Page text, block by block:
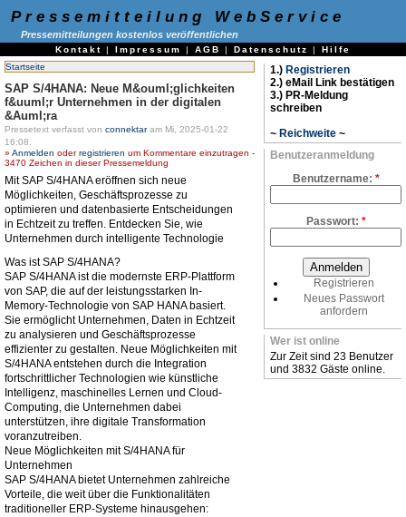
Pressemitteilung WebService
Pressemitteilungen kostenlos veröffentlichen
Kontakt | Impressum | AGB | Datenschutz | Hilfe
Startseite
SAP S/4HANA: Neue M&ouml;glichkeiten
f&uuml;r Unternehmen in der digitalen
&Auml;ra
Pressetext verfasst von connektaram Mi, 2025-01-22
16:08.
» Anmelden oderregistrieren um Kommentare einzutragen -
3470 Zeichen in dieser Pressemeldung
Mit SAP S/4HANA eröffnen sich neue
Möglichkeiten, Geschäftsprozesse zu
optimieren und datenbasierte Entscheidungen
in Echtzeit zu treffen. Entdecken Sie, wie
Unternehmen durch intelligente Technologie
Was ist SAP S/4HANA?
SAP S/4HANA ist die modernste ERP-Plattform
von SAP, die auf der leistungsstarken In-
Memory-Technologie von SAP HANA basiert.
Sie ermöglicht Unternehmen, Daten in Echtzeit
zu analysieren und Geschäftsprozesse
effizienter zu gestalten. Neue Möglichkeiten mit
S/4HANA entstehen durch die Integration
fortschrittlicher Technologien wie künstliche
Intelligenz, maschinelles Lernen und Cloud-
Computing, die Unternehmen dabei
unterstützen, ihre digitale Transformation
voranzutreiben.
Neue Möglichkeiten mit S/4HANA für
Unternehmen
SAP S/4HANA bietet Unternehmen zahlreiche
Vorteile, die weit über die Funktionalitäten
traditioneller ERP-Systeme hinausgehen:
1.) Registrieren
2.) eMail Link bestätigen
3.) PR-Meldung
schreiben
~ Reichweite ~
Benutzeranmeldung
Benutzername: *
Passwort: *
Registrieren
Neues Passwort
anfordern
Wer ist online
Zur Zeit sind 23 Benutzer
und 3832 Gäste online.